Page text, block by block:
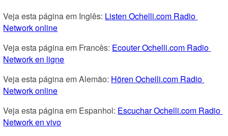
Veja esta página em Inglês: Listen Ochelli.com Radio
Network online
Veja esta página em Francês: Ecouter Ochelli.com Radio
Network en ligne
Veja esta página em Alemão: Hören Ochelli.com Radio
Network online
Veja esta página em Espanhol: Escuchar Ochelli.com Radio
Network en vivo